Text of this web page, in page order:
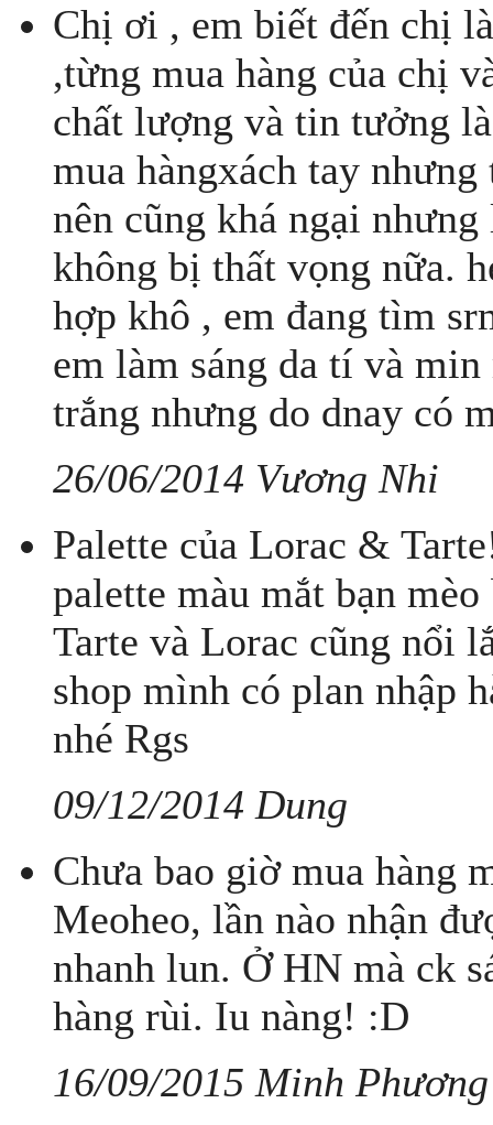
Chị ơi , em biết đến chị
,từng mua hàng của chị
chất lượng và tin tưởng
mua hàngxách tay
nên cũng khá ngại
không bị thất vọng nữa.
hợp khô , em đang tìm
em làm sáng da tí và
trắng nhưng do dnay có
26/06/2014 Vương Nhi
Palette của Lorac &
palette màu mắt bạn
Tarte và Lorac cũng nổi
shop mình có plan nhập
nhé Rgs
09/12/2014 Dung
Chưa bao giờ mua hàng
Meoheo, lần nào nhận
nhanh lun. Ở HN mà ck
hàng rùi. Iu nàng! :D
16/09/2015 Minh Phương